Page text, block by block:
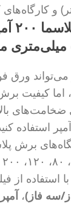
آیا
اما کیفیت
برش
استفاده از
سه فاز)،آمپر